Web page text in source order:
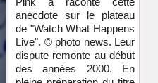
anecdote sur le plateau
de "Watch What Happens
Live". © photo news. Leur
dispute remonte au début
des années 2000. En